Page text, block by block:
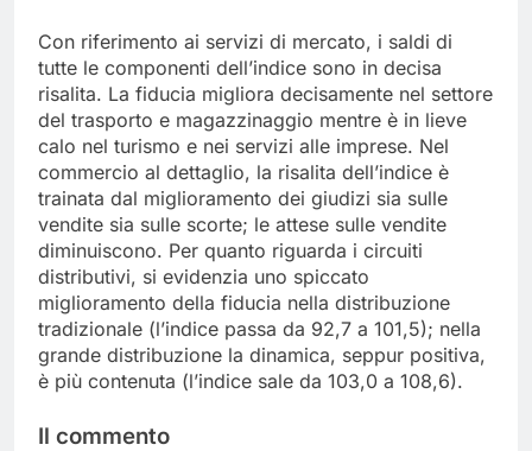
Con riferimento ai servizi di mercato, i saldi di
tutte le componenti dell’indice sono in decisa
risalita. La fiducia migliora decisamente nel settore
del trasporto e magazzinaggio mentre è in lieve
calo nel turismo e nei servizi alle imprese. Nel
commercio al dettaglio, la risalita dell’indice è
trainata dal miglioramento dei giudizi sia sulle
vendite sia sulle scorte; le attese sulle vendite
diminuiscono. Per quanto riguarda i circuiti
distributivi, si evidenzia uno spiccato
miglioramento della fiducia nella distribuzione
tradizionale (l’indice passa da 92,7 a 101,5); nella
grande distribuzione la dinamica, seppur positiva,
è più contenuta (l’indice sale da 103,0 a 108,6).
Il commento